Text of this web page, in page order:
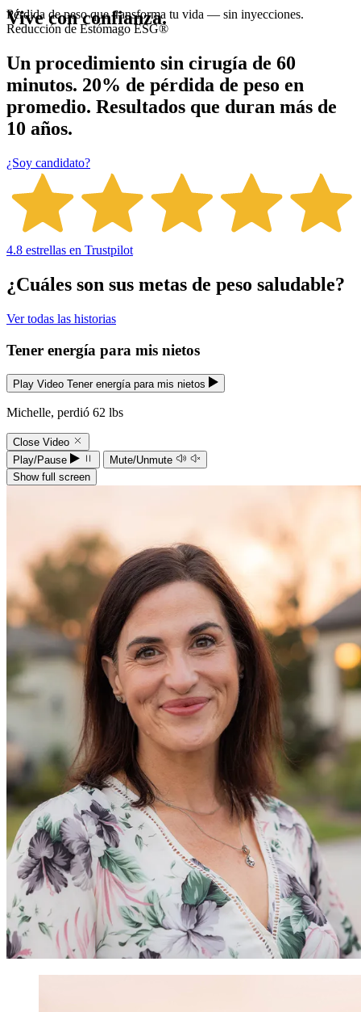
Vive con confianza.
Pérdida de peso que transforma tu vida — sin inyecciones.
Reducción de Estómago ESG®
Un procedimiento sin cirugía de 60
minutos. 20% de pérdida de peso en
promedio. Resultados que duran más de
10 años.
¿Soy candidato?
4.8 estrellas en Trustpilot
¿Cuáles son sus metas de peso saludable?
Ver todas las historias
Tener energía para mis nietos
Play Video Tener energía para mis nietos
Michelle, perdió 62 lbs
Close Video
Play/Pause
Mute/Unmute
Show full screen